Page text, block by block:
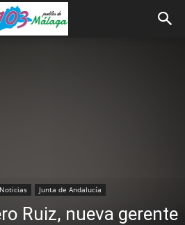
Noticias Junta de Andalucía
Ruiz, nueva gerente